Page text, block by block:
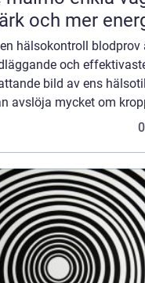
och mer
hälsokontroll blodprov
och
bild av ens
avslöja mycket om